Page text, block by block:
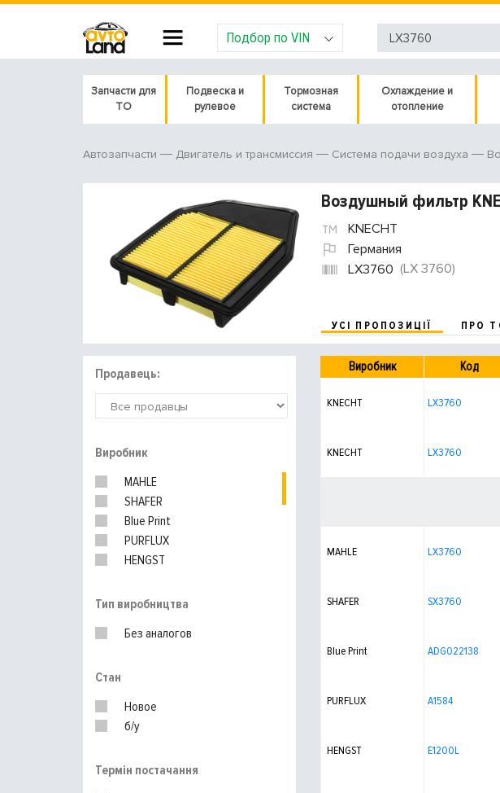
Подбор по VIN
Запчасти для
ТО
Подвеска и
рулевое
Тормозная
система
Охлаждение и
отопление
Автозапчасти Двигатель и трансмиссия Система подачи воздуха
Воздушный фильтр
KNECHT
Германия
LX3760 (LX 3760)
УСІ ПРОПОЗИЦІЇ ПРО
Продавець:
Виробник
MAHLE
SHAFER
Blue Print
PURFLUX
HENGST
Тип виробництва
Без аналогов
Стан
Новое
б/у
Термін постачання
Виробник Код
KNECHT LX3760
KNECHT LX3760
MAHLE LX3760
SHAFER SX3760
Blue Print ADG022138
PURFLUX A1584
HENGST E1200L